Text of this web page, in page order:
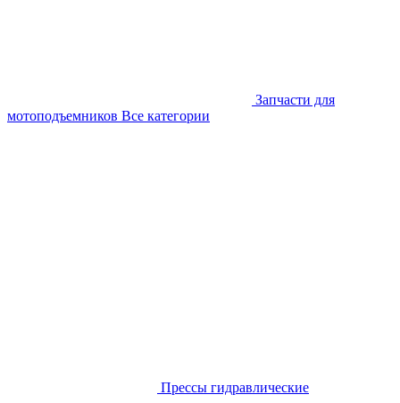
Запчасти для
мотоподъемников Все категории
Прессы гидравлические